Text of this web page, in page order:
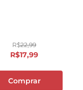
R$22,99
R$17,99
Comprar